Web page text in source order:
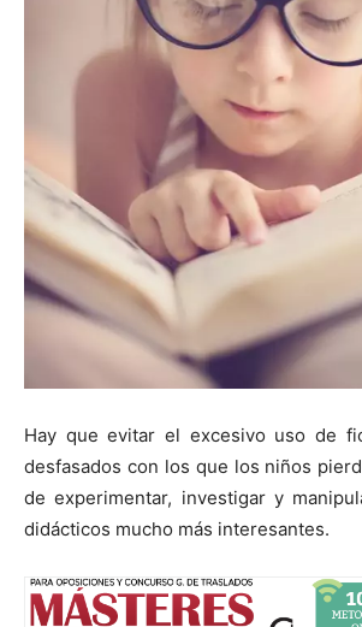
Hay que evitar el excesivo uso de
desfasados con los que los niños
de experimentar, investigar y
didácticos mucho más interesantes.